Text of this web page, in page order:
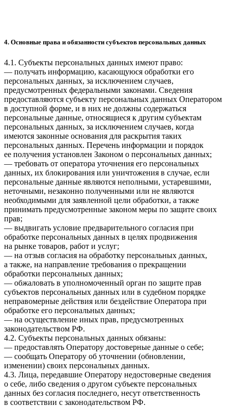
4. Основные права и обязанности субъектов персональных данных
4.1. Субъекты персональных данных имеют право:
— получать информацию, касающуюся обработки его
персональных данных, за исключением случаев,
предусмотренных федеральными законами. Сведения
предоставляются субъекту персональных данных Оператором
в доступной форме, и в них не должны содержаться
персональные данные, относящиеся к другим субъектам
персональных данных, за исключением случаев, когда
имеются законные основания для раскрытия таких
персональных данных. Перечень информации и порядок
ее получения установлен Законом о персональных данных;
— требовать от оператора уточнения его персональных
данных, их блокирования или уничтожения в случае, если
персональные данные являются неполными, устаревшими,
неточными, незаконно полученными или не являются
необходимыми для заявленной цели обработки, а также
принимать предусмотренные законом меры по защите своих
прав;
— выдвигать условие предварительного согласия при
обработке персональных данных в целях продвижения
на рынке товаров, работ и услуг;
— на отзыв согласия на обработку персональных данных,
а также, на направление требования о прекращении
обработки персональных данных;
— обжаловать в уполномоченный орган по защите прав
субъектов персональных данных или в судебном порядке
неправомерные действия или бездействие Оператора при
обработке его персональных данных;
— на осуществление иных прав, предусмотренных
законодательством РФ.
4.2. Субъекты персональных данных обязаны:
— предоставлять Оператору достоверные данные о себе;
— сообщать Оператору об уточнении (обновлении,
изменении) своих персональных данных.
4.3. Лица, передавшие Оператору недостоверные сведения
о себе, либо сведения о другом субъекте персональных
данных без согласия последнего, несут ответственность
в соответствии с законодательством РФ.